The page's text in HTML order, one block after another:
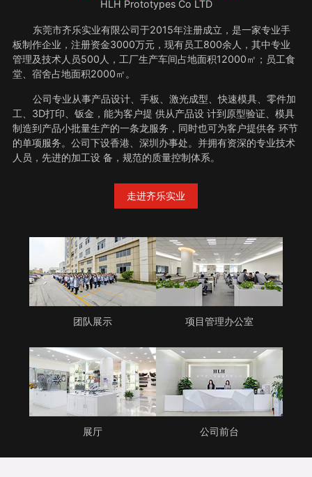
HLH Prototypes Co LTD
东莞市齐乐实业有限公司于2015年注册成立，是一家专业手
板制作企业，注册资金3000万元，现有员工800余人，其中专业
管理及技术人员500人，工厂生产车间占地面积12000㎡；员工食
堂、宿舍占地面积2000㎡。
公司专业从事产品设计、手板、激光成型、快速模具、零件加
工、3D打印、钣金，能为客户提 供从产品设 计到原型验证、模具
制造到产品小批量生产的一条龙服务，同时也可为客户提供各 环节
的单项服务。公司下设香港、深圳办事处。并拥有资深的专业技术
人员，先进的加工设 备，规范的质量控制体系。
走进齐乐实业
团队展示 项目管理办公室
展厅 公司前台